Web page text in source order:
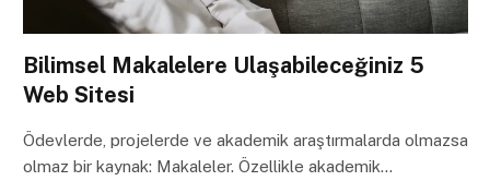
Bilimsel Makalelere Ulaşabileceğiniz 5
Web Sitesi
Ödevlerde, projelerde ve akademik araştırmalarda olmazsa
olmaz bir kaynak: Makaleler. Özellikle akademik…